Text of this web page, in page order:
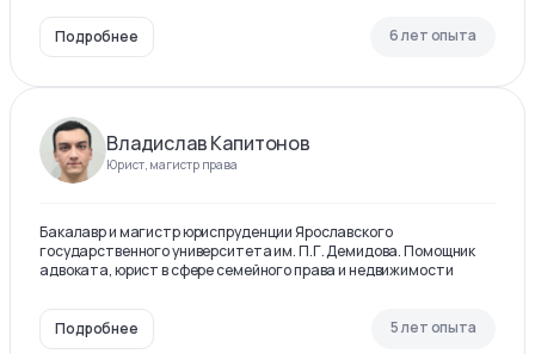
Подробнее 6 лет опыта
Владислав Капитонов
Юрист, магистр права
Бакалавр и магистр юриспруденции Ярославского
государственного университета им. П.Г. Демидова. Помощник
адвоката, юрист в сфере семейного права и недвижимости
Подробнее 5 лет опыта